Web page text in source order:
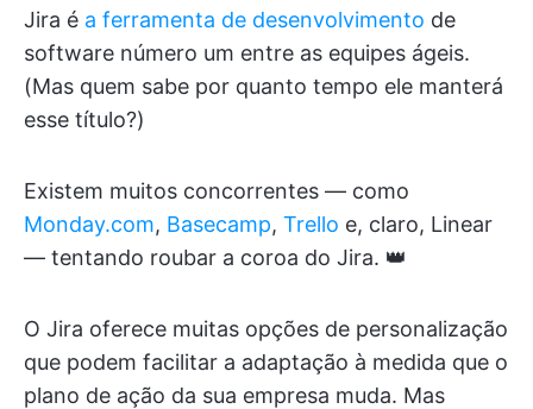
Jira é a ferramenta de desenvolvimento de
software número um entre as equipes ágeis.
(Mas quem sabe por quanto tempo ele manterá
esse título?)
Existem muitos concorrentes — como
Monday.com, Basecamp, Trello e, claro, Linear
— tentando roubar a coroa do Jira. 👑
O Jira oferece muitas opções de personalização
que podem facilitar a adaptação à medida que o
plano de ação da sua empresa muda. Mas